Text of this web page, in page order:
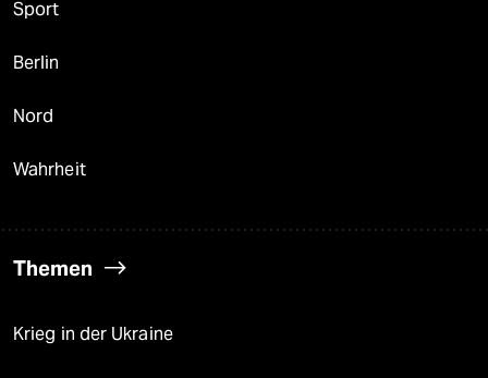
Sport
Berlin
Nord
Wahrheit
Themen
Krieg in der Ukraine